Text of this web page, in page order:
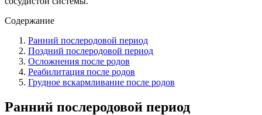
Содержание
Ранний послеродовой период
Поздний послеродовой период
Осложнения после родов
Реабилитация после родов
Грудное вскармливание после родов
Ранний послеродовой период